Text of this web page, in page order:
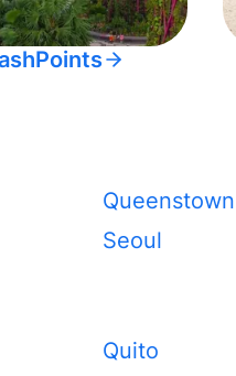
Queenstown
Seoul
Quito